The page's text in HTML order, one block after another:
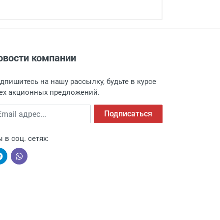
г. Москва, Переведеновский
о поступлении товара.
пункт выдачи, чтобы избежать
компаниями, поэтому легко и
компании
на нашу рассылку, будьте в курсе
акционных предложений.
адрес Подписаться
в соц. сетях: